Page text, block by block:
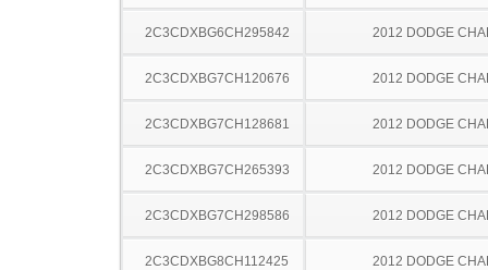
2C3CDXBG6CH295842 2012 DODGE
2C3CDXBG7CH120676 2012 DODGE
2C3CDXBG7CH128681 2012 DODGE
2C3CDXBG7CH265393 2012 DODGE
2C3CDXBG7CH298586 2012 DODGE
2C3CDXBG8CH112425 2012 DODGE